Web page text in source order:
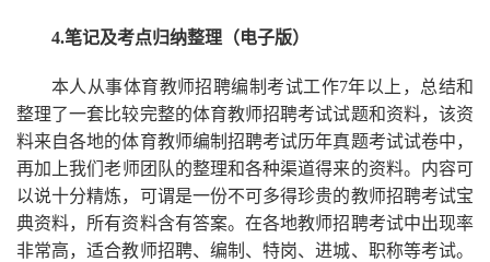
4.笔记及考点归纳整理（电子版）
本人从事体育教师招聘编制考试工作7年以上，总结和
整理了一套比较完整的体育教师招聘考试试题和资料，该资
料来自各地的体育教师编制招聘考试历年真题考试试卷中，
再加上我们老师 团队的整理和各种渠道得来的资料。内容可
以说十分精炼，可谓是一份不可多得珍贵的教师招聘考试宝
典资料，所有资料含有答案。在各地教师招聘考试中出现率
非常高，适合教师招聘、编制、特岗、进城、职称等考试。